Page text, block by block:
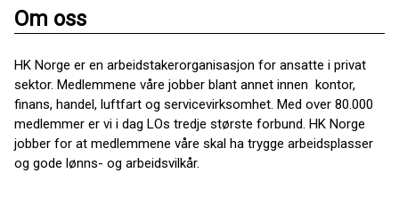
Om oss
HK Norge er en arbeidstakerorganisasjon for ansatte i privat
sektor. Medlemmene våre jobber blant annet innen kontor,
finans, handel, luftfart og servicevirksomhet. Med over 80.000
medlemmer er vi i dag LOs tredje største forbund. HK Norge
jobber for at medlemmene våre skal ha trygge arbeidsplasser
og gode lønns- og arbeidsvilkår.